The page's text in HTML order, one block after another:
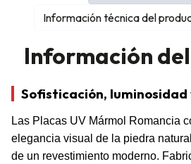
Información
Sofisticación, luminosidad
Las Placas UV Mármol Romancia
elegancia visual de la piedra
de un revestimiento moderno.
Información técnica del